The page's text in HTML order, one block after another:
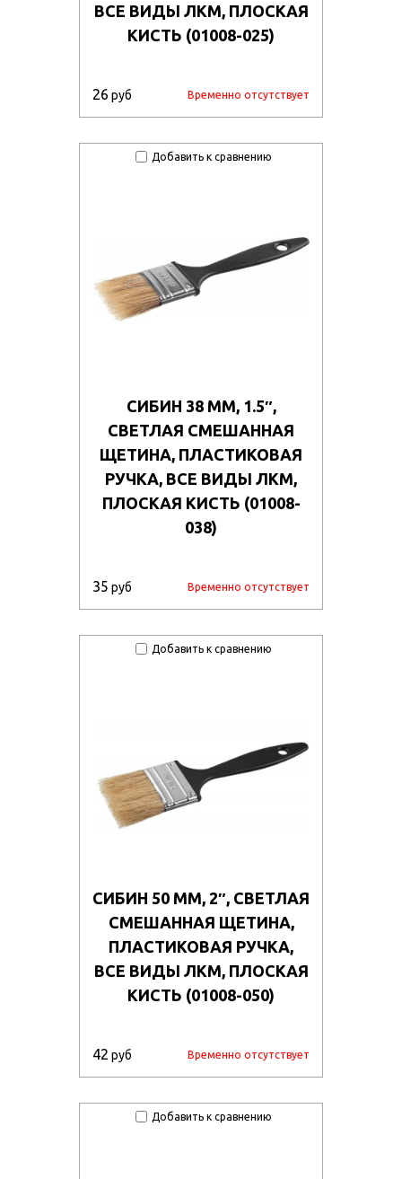
ВСЕ ВИДЫ ЛКМ, ПЛОСКАЯ
КИСТЬ (01008-025)
26 руб Временно отсутствует
Добавить к сравнению
СИБИН 38 ММ, 1.5″,
СВЕТЛАЯ СМЕШАННАЯ
ЩЕТИНА, ПЛАСТИКОВАЯ
РУЧКА, ВСЕ ВИДЫ ЛКМ,
ПЛОСКАЯ КИСТЬ (01008-
038)
35 руб Временно отсутствует
Добавить к сравнению
СИБИН 50 ММ, 2″, СВЕТЛАЯ
СМЕШАННАЯ ЩЕТИНА,
ПЛАСТИКОВАЯ РУЧКА,
ВСЕ ВИДЫ ЛКМ, ПЛОСКАЯ
КИСТЬ (01008-050)
42 руб Временно отсутствует
Добавить к сравнению